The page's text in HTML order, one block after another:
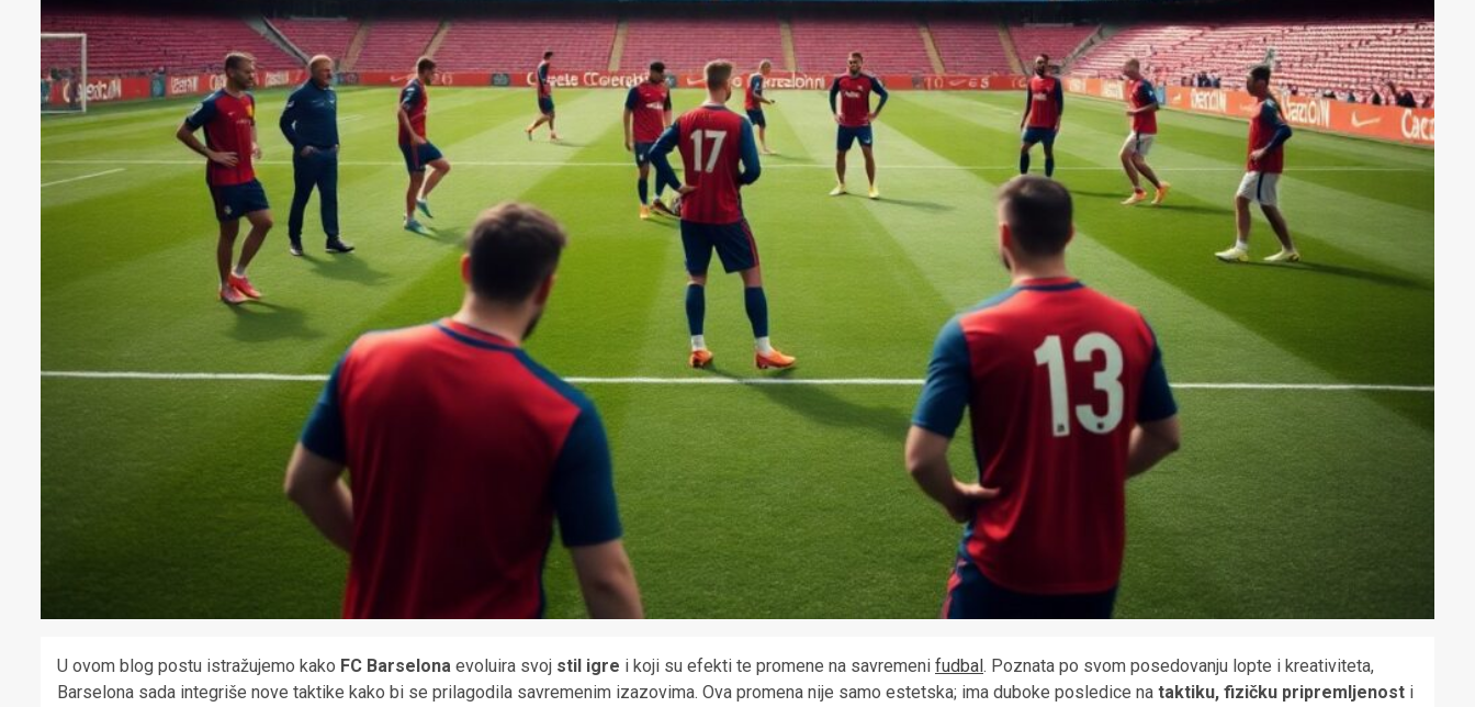
U ovom blog postu istražujemo kako FC Barselona evoluira svoj stil igre i koji su efekti te promene na savremeni fudbal . Poznata po svom posedovanju lopte i kreativiteta,
Barselona sada integriše nove taktike kako bi se prilagodila savremenim izazovima. Ova promena nije samo estetska; ima duboke posledice na taktiku, fizičku pripremljenost i